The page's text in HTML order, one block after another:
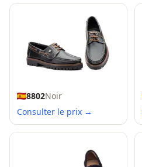
8802Noir
Consulter le prix →